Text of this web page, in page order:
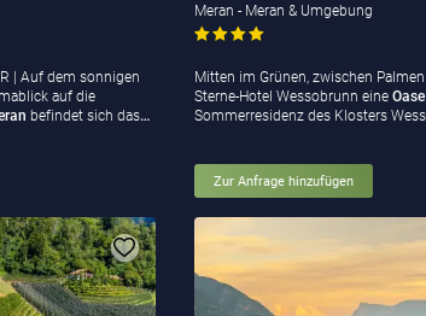
| Auf dem sonnigen
auf die
befindet sich das…
Meran - Meran & Umgebung
Mitten im Grünen, zwischen
Sterne-Hotel Wessobrunn eine
Sommerresidenz des Klosters
Zur Anfrage hinzufügen